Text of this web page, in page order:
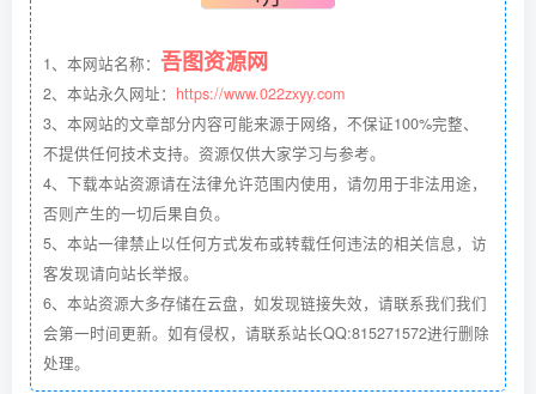
1、本网站名称： 吾图资源网
2、本站永久网址： https://www.022zxyy.com
3、本网站的文章部分内容可能来源于网络，不保证100%完整、
不提供任何技术支持。资源仅供大家学习与参考。
4、下载本站资源请在法律允许范围内使用，请勿用于非法用途，
否则产生的一切后果自负。
5、本站一律禁止以任何方式发布或转载任何违法的相关信息，访
客发现请向站长举报。
6、本站资源大多存储在云盘，如发现链接失效，请联系我们我们
会第一时间更新。如有侵权，请联系站长QQ:815271572进行删除
处理。